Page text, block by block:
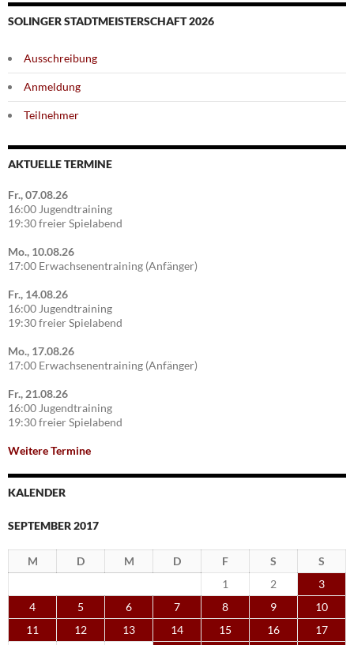
SOLINGER STADTMEISTERSCHAFT 2026
Ausschreibung
Anmeldung
Teilnehmer
AKTUELLE TERMINE
Fr., 07.08.26
16:00 Jugendtraining
19:30 freier Spielabend
Mo., 10.08.26
17:00 Erwachsenentraining (Anfänger)
Fr., 14.08.26
16:00 Jugendtraining
19:30 freier Spielabend
Mo., 17.08.26
17:00 Erwachsenentraining (Anfänger)
Fr., 21.08.26
16:00 Jugendtraining
19:30 freier Spielabend
Weitere Termine
KALENDER
SEPTEMBER 2017
M D M D F S
S
1
2
3
4
5 6 7 8 9
10
11
12 13 14 15 16
17